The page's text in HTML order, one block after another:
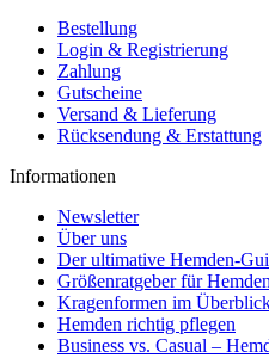
Bestellung
Login & Registrierung
Zahlung
Gutscheine
Versand & Lieferung
Rücksendung & Erstattung
Informationen
Newsletter
Über uns
Der ultimative Hemden-
Größenratgeber für Hemden
Kragenformen im
Hemden richtig pflegen
Business vs. Casual –